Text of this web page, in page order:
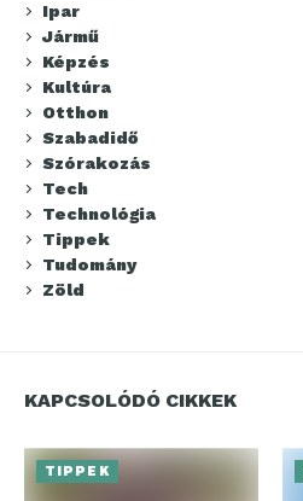
Ipar
Jármű
Képzés
Kultúra
Otthon
Szabadidő
Szórakozás
Tech
Technológia
Tippek
Tudomány
Zöld
KAPCSOLÓDÓ CIKKEK
TIPPEK